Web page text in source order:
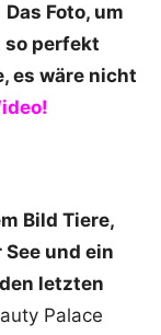
Das Foto, um
perfekt
es wäre nicht
Bild Tiere,
und ein
letzten
Palace